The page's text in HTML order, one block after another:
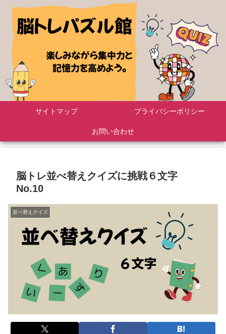
サイトマップ プライバシーポリシー
お問い合わせ
脳トレ並べ替えクイズに挑戦６文字
No.10
並べ替えクイズ